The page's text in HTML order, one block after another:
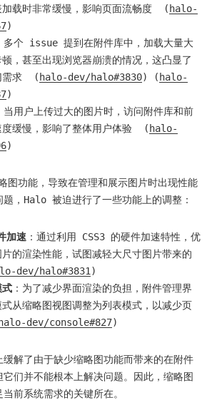
加载时非常缓慢，影响页面流畅度 ​ ( halo-
)
个 issue 提到在附件库中，加载大量大
，甚至出现浏览器崩溃的情况，这凸显了
需求 ​ ( halo-dev/halo#3830)​ ( halo-
)
用户上传过大的图片时，访问附件库和前
度缓慢，影响了整体用户体验 ​ ( halo-
)
功能，导致在管理和展示图片时出现性能
，Halo 被迫进行了一些功能上的调整：
加速 ：通过利用 CSS3 的硬件加速特性，优
的渲染性能，试图减轻大尺寸图片带来的
dev/halo#3831 )
式 ：为了减少界面渲染的负担，附件管理界
从缩略图视图调整为列表模式，以减少页
halo-dev/console#827)
解了由于缺少缩略图功能而带来的在附件
们并不能根本上解决问题。因此，缩略图
前系统需求的关键所在。